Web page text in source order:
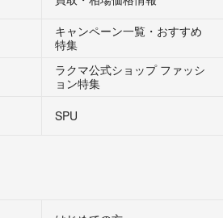
キャンペーン一覧・おすすめ
特集
ラクマ公式ショップ ファッシ
ョン特集
SPU